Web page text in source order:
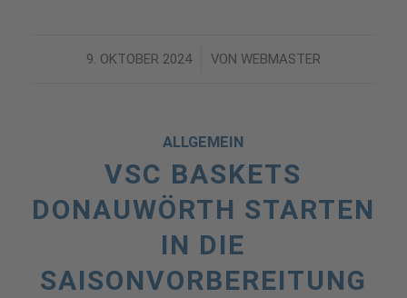
9. OKTOBER 2024
/ VON WEBMASTER
ALLGEMEIN
VSC BASKETS
DONAUWÖRTH STARTEN
IN DIE
SAISONVORBEREITUNG